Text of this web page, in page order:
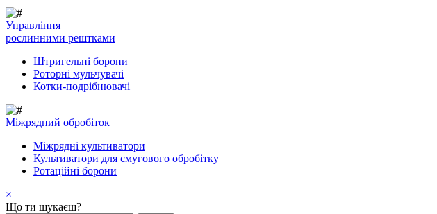
Управління
рослинними рештками
Штригельні борони
Pоторні мульчувачі
Котки-подрібнювачі
Mіжрядний обробіток
Міжрядні культиватори
Культиватори для смугового обробітку
Ротаційні борони
×
Що ти шукаєш?